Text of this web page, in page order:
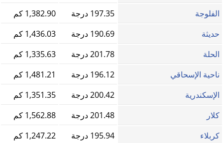
الفلوجة
197.35 درجة
1,382.90 كم
حديثة
190.69 درجة
1,436.03 كم
الحلة
201.78 درجة
1,335.63 كم
ناحية الإسحاقي
196.12 درجة
1,481.21 كم
الإسكندرية
200.42 درجة
1,351.35 كم
كلار
201.48 درجة
1,562.88 كم
كربلاء
195.94 درجة
1,247.22 كم